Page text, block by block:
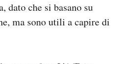
dato che si basano su
ma sono utili a capire di